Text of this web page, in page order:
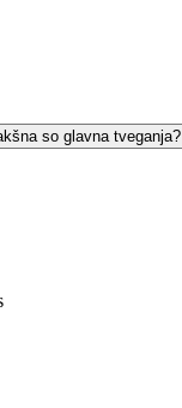
so glavna tveganja?